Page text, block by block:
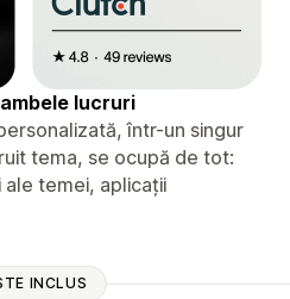
lucruri
într-un singur
tema, se ocupă de tot:
temei, aplicații
INCLUS